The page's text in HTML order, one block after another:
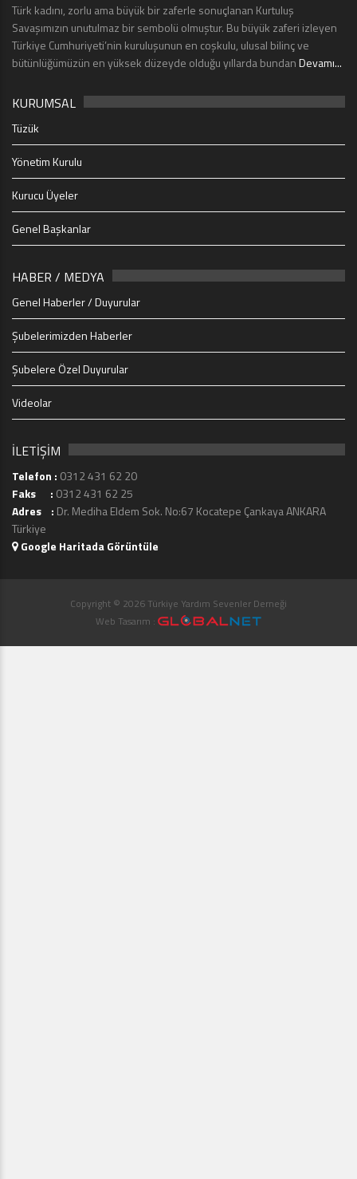
Türk kadını, zorlu ama büyük bir zaferle sonuçlanan Kurtuluş
Savaşımızın unutulmaz bir sembolü olmuştur. Bu büyük zaferi izleyen
Türkiye Cumhuriyeti’nin kuruluşunun en coşkulu, ulusal bilinç ve
bütünlüğümüzün en yüksek düzeyde olduğu yıllarda bundanDevamı...
KURUMSAL
Tüzük
Yönetim Kurulu
Kurucu Üyeler
Genel Başkanlar
HABER / MEDYA
Genel Haberler / Duyurular
Şubelerimizden Haberler
Şubelere Özel Duyurular
Videolar
İLETİŞİM
Telefon : 0312 431 62 20
Faks : 0312 431 62 25
Adres : Dr. Mediha Eldem Sok. No:67 Kocatepe Çankaya ANKARA
Türkiye
Google Haritada Görüntüle
Copyright © 2026 Türkiye Yardım Sevenler Derneği
Web Tasarım :